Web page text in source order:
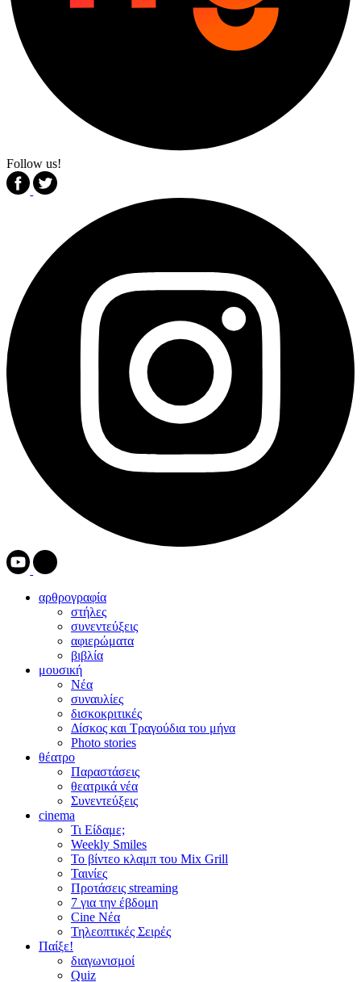
Follow us!
αρθρογραφία
στήλες
συνεντεύξεις
αφιερώματα
βιβλία
μουσική
Νέα
συναυλίες
δισκοκριτικές
Δίσκος και Τραγούδια του μήνα
Photo stories
θέατρο
Παραστάσεις
θεατρικά νέα
Συνεντεύξεις
cinema
Τι Είδαμε;
Weekly Smiles
Το βίντεο κλαμπ του Mix Grill
Ταινίες
Προτάσεις streaming
7 για την έβδομη
Cine Νέα
Τηλεοπτικές Σειρές
Παίξε!
διαγωνισμοί
Quiz